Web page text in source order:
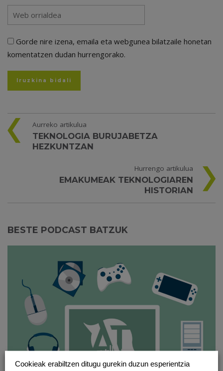
Gorde nire izena, emaila eta webgunea bilatzaile honetan
komentatzen dudan hurrengorako.
Aurreko artikulua
TEKNOLOGIA BURUJABETZA
HEZKUNTZAN
Hurrengo artikulua
EMAKUMEAK TEKNOLOGIAREN
HISTORIAN
BESTE PODCAST BATZUK
Cookieak erabiltzen ditugu gurekin duzun esperientzia